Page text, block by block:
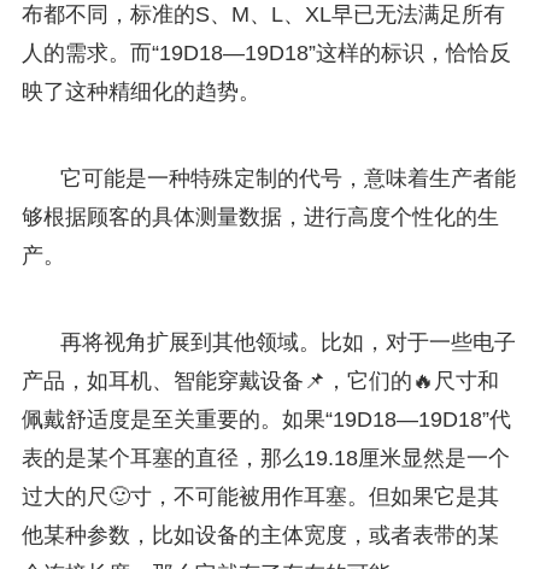
布都不同，标准的S、M、L、XL早已无法满足所有
人的需求。而“19D18—19D18”这样的标识，恰恰反
映了这种精细化的趋势。
它可能是一种特殊定制的代号，意味着生产者能
够根据顾客的具体测量数据，进行高度个性化的生
产。
再将视角扩展到其他领域。比如，对于一些电子
产品，如耳机、智能穿戴设备📌，它们的🔥尺寸和
佩戴舒适度是至关重要的。如果“19D18—19D18”代
表的是某个耳塞的直径，那么19.18厘米显然是一个
过大的尺🙂寸，不可能被用作耳塞。但如果它是其
他某种参数，比如设备的主体宽度，或者表带的某